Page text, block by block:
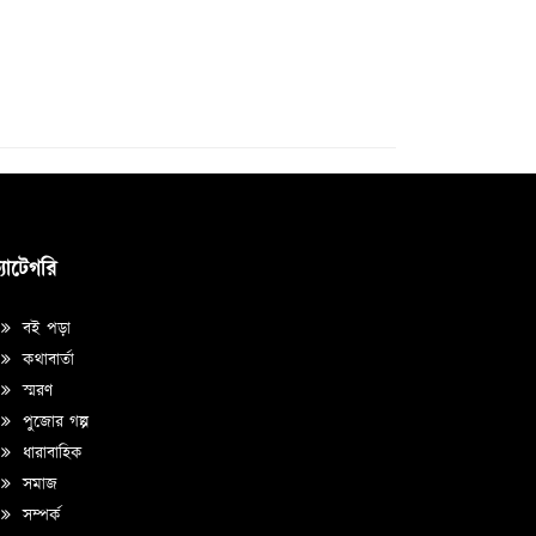
বই পড়া
কথাবার্তা
স্মরণ
পুজোর গল্প
ধারাবাহিক
সমাজ
সম্পর্ক